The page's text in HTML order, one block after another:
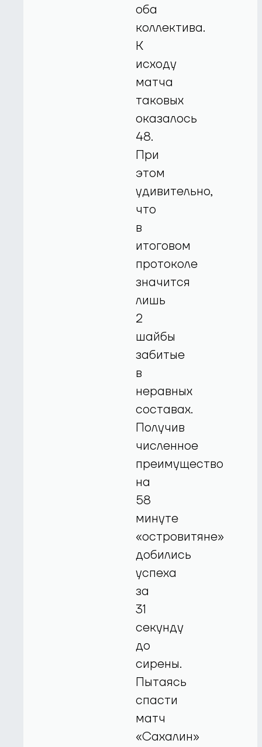
оба
коллектива.
К
исходу
матча
таковых
оказалось
48.
При
этом
удивительно,
что
в
итоговом
протоколе
значится
лишь
2
шайбы
забитые
в
неравных
составах.
Получив
численное
преимущество
на
58
минуте
«островитяне»
добились
успеха
за
31
секунду
до
сирены.
Пытаясь
спасти
матч
«Сахалин»